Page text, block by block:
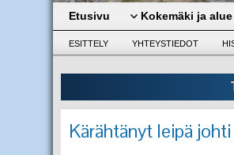
Etusivu Kokemäki ja alue
ESITTELY YHTEYSTIEDOT
Kärähtänyt leipä